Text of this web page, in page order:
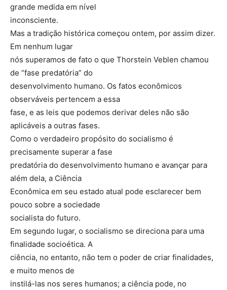
grande medida em nível
inconsciente.
Mas a tradição histórica começou ontem, por assim dizer.
Em nenhum lugar
nós superamos de fato o que Thorstein Veblen chamou
de “fase predatória” do
desenvolvimento humano. Os fatos econômicos
observáveis pertencem a essa
fase, e as leis que podemos derivar deles não são
aplicáveis a outras fases.
Como o verdadeiro propósito do socialismo é
precisamente superar a fase
predatória do desenvolvimento humano e avançar para
além dela, a Ciência
Econômica em seu estado atual pode esclarecer bem
pouco sobre a sociedade
socialista do futuro.
Em segundo lugar, o socialismo se direciona para uma
finalidade socioética. A
ciência, no entanto, não tem o poder de criar finalidades,
e muito menos de
instilá-las nos seres humanos; a ciência pode, no